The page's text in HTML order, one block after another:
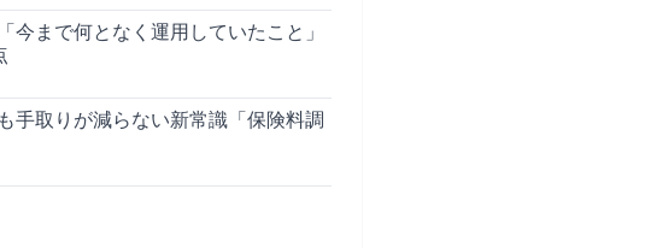
まで何となく運用していたこと」
手取りが減らない新常識「保険料調